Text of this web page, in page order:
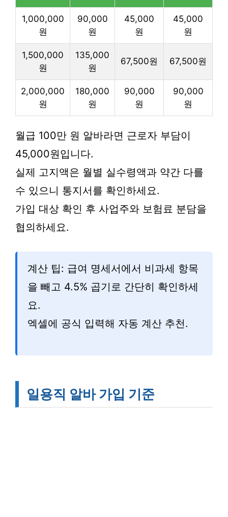
1,000,000
원
90,000
원
45,000
원
45,000
원
1,500,000
원
135,000
원
67,500원 67,500원
2,000,000
원
180,000
원
90,000
원
90,000
원
월급 100만 원 알바라면 근로자 부담이
45,000원입니다.
실제 고지액은 월별 실수령액과 약간 다를
수 있으니 통지서를 확인하세요.
가입 대상 확인 후 사업주와 보험료 분담을
협의하세요.
계산 팁: 급여 명세서에서 비과세 항목
을 빼고 4.5% 곱기로 간단히 확인하세
요.
엑셀에 공식 입력해 자동 계산 추천.
일용직 알바 가입 기준